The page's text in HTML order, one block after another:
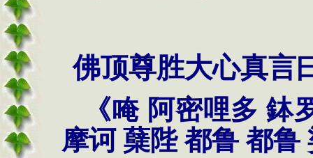
佛顶尊胜大心真言
《唵 阿密哩多
摩诃 蘖陛 都鲁 都鲁